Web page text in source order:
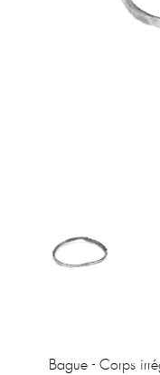
Bague - Corps